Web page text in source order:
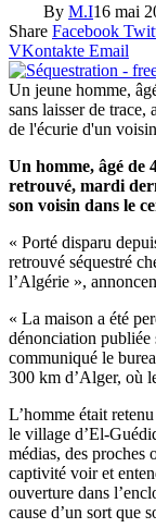
By M.I16 mai
Share Facebook
VKontakte Email
Un jeune homme,
sans laisser de trace,
de l'écurie d'un
Un homme, âgé de
retrouvé, mardi
son voisin dans le
« Porté disparu
retrouvé séquestré
l’Algérie »,
« La maison a été
dénonciation publiée
communiqué le
300 km d’Alger, où
L’homme était
le village d’El-
médias, des proches
captivité voir et
ouverture dans
cause d’un sort que